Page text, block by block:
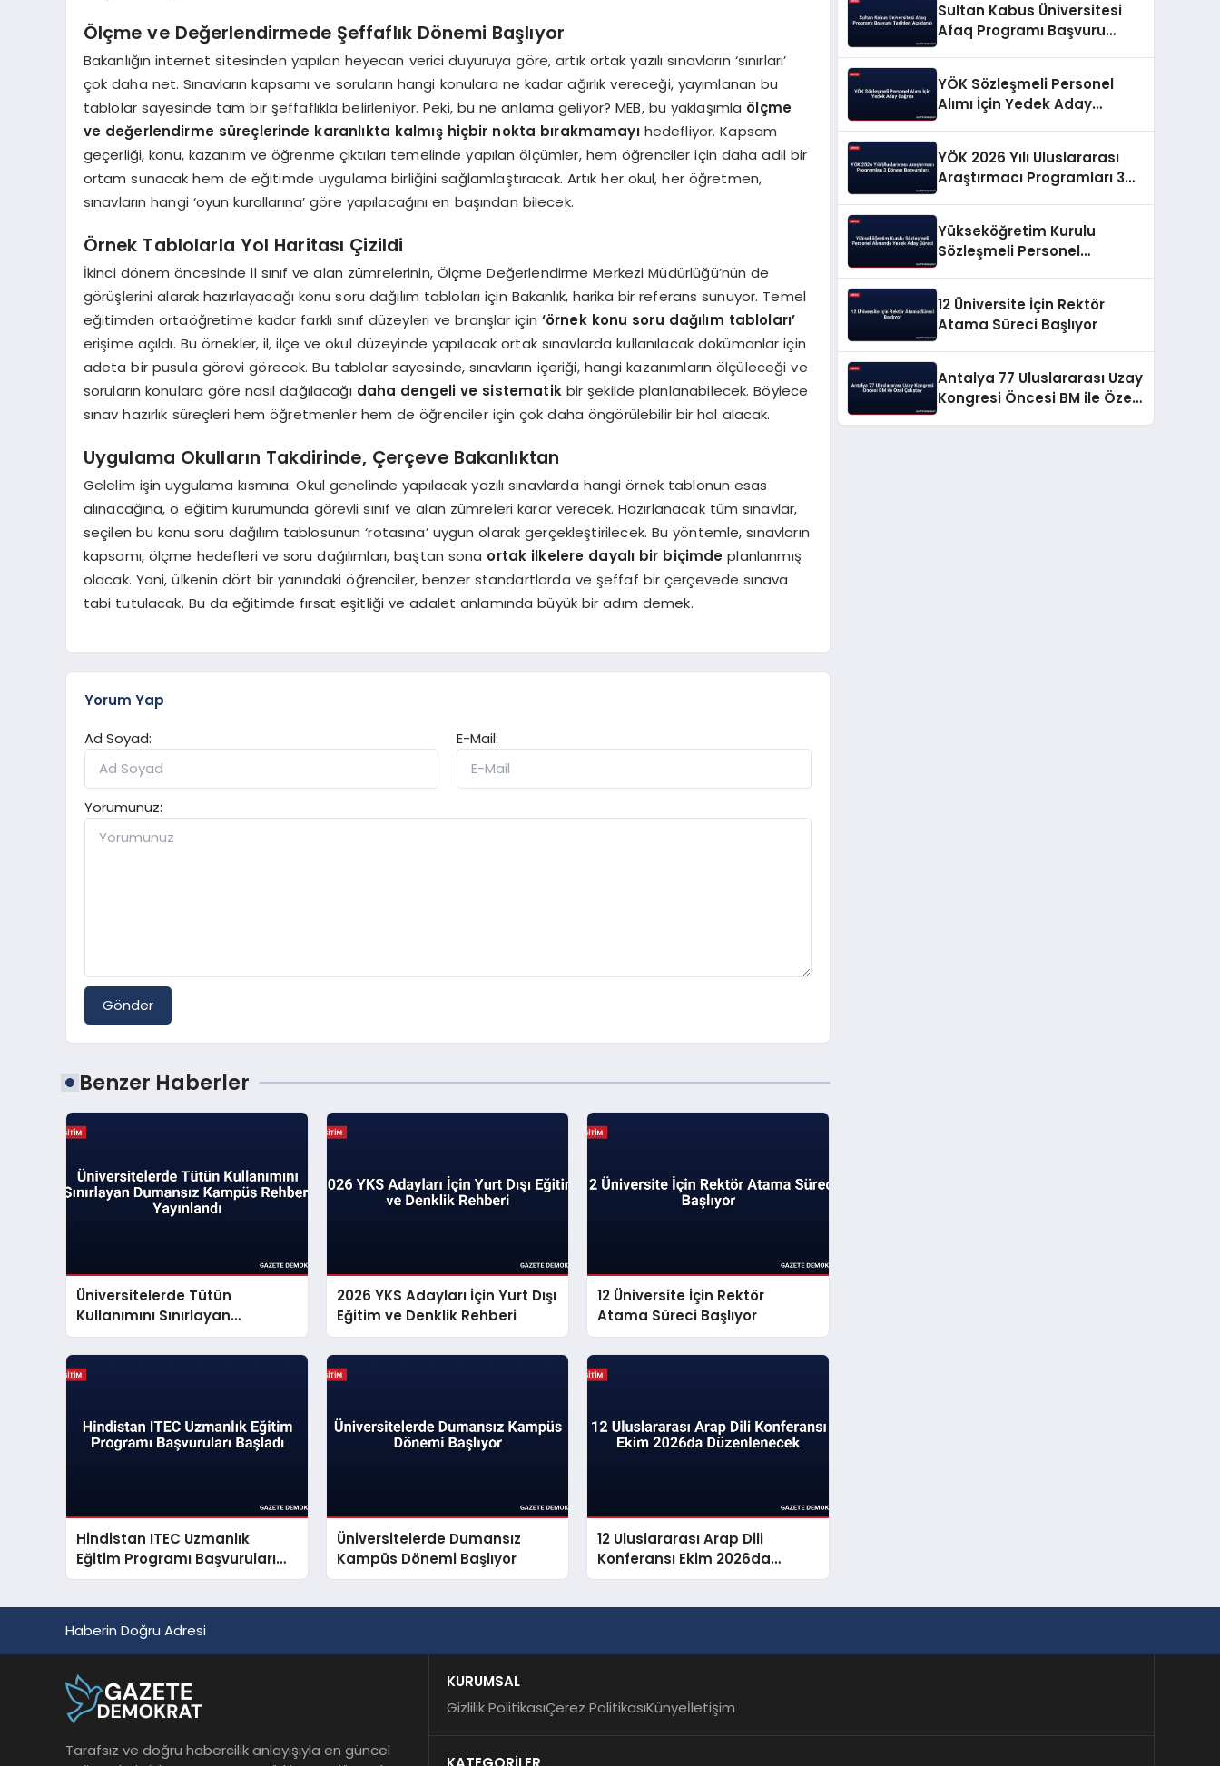
Ölçme ve Değerlendirmede Şeffaflık Dönemi Başlıyor
Bakanlığın internet sitesinden yapılan heyecan verici duyuruya göre, artık ortak yazılı sınavların ‘sınırları’
çok daha net. Sınavların kapsamı ve soruların hangi konulara ne kadar ağırlık vereceği, yayımlanan bu
tablolar sayesinde tam bir şeffaflıkla belirleniyor. Peki, bu ne anlama geliyor? MEB, bu yaklaşımla ölçme
ve değerlendirme süreçlerinde karanlıkta kalmış hiçbir nokta bırakmamayıhedefliyor. Kapsam
geçerliği, konu, kazanım ve öğrenme çıktıları temelinde yapılan ölçümler, hem öğrenciler için daha adil bir
ortam sunacak hem de eğitimde uygulama birliğini sağlamlaştıracak. Artık her okul, her öğretmen,
sınavların hangi ‘oyun kurallarına’ göre yapılacağını en başından bilecek.
Örnek Tablolarla Yol Haritası Çizildi
İkinci dönem öncesinde il sınıf ve alan zümrelerinin, Ölçme Değerlendirme Merkezi Müdürlüğü’nün de
görüşlerini alarak hazırlayacağı konu soru dağılım tabloları için Bakanlık, harika bir referans sunuyor. Temel
eğitimden ortaöğretime kadar farklı sınıf düzeyleri ve branşlar için ‘örnek konu soru dağılım tabloları’
erişime açıldı. Bu örnekler, il, ilçe ve okul düzeyinde yapılacak ortak sınavlarda kullanılacak dokümanlar için
adeta bir pusula görevi görecek. Bu tablolar sayesinde, sınavların içeriği, hangi kazanımların ölçüleceği ve
soruların konulara göre nasıl dağılacağı daha dengeli ve sistematikbir şekilde planlanabilecek. Böylece
sınav hazırlık süreçleri hem öğretmenler hem de öğrenciler için çok daha öngörülebilir bir hal alacak.
Uygulama Okulların Takdirinde, Çerçeve Bakanlıktan
Gelelim işin uygulama kısmına. Okul genelinde yapılacak yazılı sınavlarda hangi örnek tablonun esas
alınacağına, o eğitim kurumunda görevli sınıf ve alan zümreleri karar verecek. Hazırlanacak tüm sınavlar,
seçilen bu konu soru dağılım tablosunun ‘rotasına’ uygun olarak gerçekleştirilecek. Bu yöntemle, sınavların
kapsamı, ölçme hedefleri ve soru dağılımları, baştan sona ortak ilkelere dayalı bir biçimde planlanmış
olacak. Yani, ülkenin dört bir yanındaki öğrenciler, benzer standartlarda ve şeffaf bir çerçevede sınava
tabi tutulacak. Bu da eğitimde fırsat eşitliği ve adalet anlamında büyük bir adım demek.
Yorum Yap
Ad Soyad:
E-Mail:
Yorumunuz:
Gönder
Benzer Haberler
Üniversitelerde Tütün
Kullanımını Sınırlayan
Dumansız Kampüs Rehberi
Yayınlandı
2026 YKS Adayları İçin Yurt Dışı
Eğitim ve Denklik Rehberi
12 Üniversite İçin Rektör
Atama Süreci Başlıyor
Hindistan ITEC Uzmanlık
Eğitim Programı Başvuruları
Başladı
Üniversitelerde Dumansız
Kampüs Dönemi Başlıyor
12 Uluslararası Arap Dili
Konferansı Ekim 2026da
Düzenlenecek
Sultan Kabus Üniversitesi
Afaq Programı Başvuru
YÖK Sözleşmeli Personel
Alımı İçin Yedek Aday
YÖK 2026 Yılı Uluslararası
Araştırmacı Programları 3
Yükseköğretim Kurulu
Sözleşmeli Personel
12 Üniversite İçin Rektör
Atama Süreci Başlıyor
Antalya 77 Uluslararası Uzay
Kongresi Öncesi BM ile Özel
Haberin Doğru Adresi
Tarafsız ve doğru habercilik anlayışıyla en güncel
KURUMSAL
Gizlilik PolitikasıÇerez PolitikasıKünyeİletişim